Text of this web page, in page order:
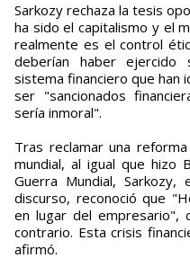
Sarkozy rechaza la tesis
ha sido el capitalismo y el
realmente es el control
deberían haber ejercido
sistema financiero que han
ser "sancionados
sería inmoral".
Tras reclamar una
mundial, al igual que hizo
Guerra Mundial,
discurso, reconoció que
en lugar del empresario",
contrario. Esta crisis
afirmó.